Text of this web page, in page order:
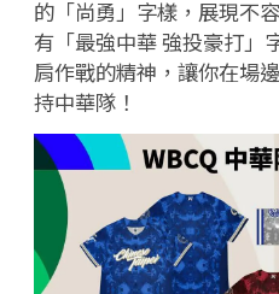
的「尚勇」字樣，展現不
有「最強中華 強投豪打」
肩作戰的精神，讓你在場
持中華隊！